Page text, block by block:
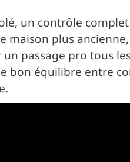
un contrôle
plus
passage pro tous
bon équilibre entre